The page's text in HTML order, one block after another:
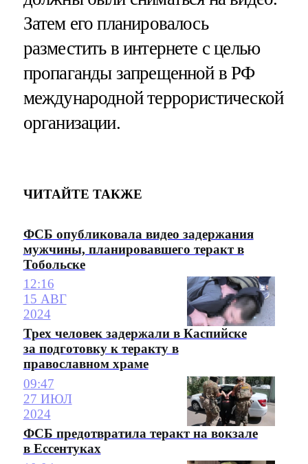
Затем его планировалось
разместить в интернете с целью
пропаганды запрещенной в РФ
международной террористической
организации.
ЧИТАЙТЕ ТАКЖЕ
ФСБ опубликовала видео задержания
мужчины, планировавшего теракт в
Тобольске
12:16
15 АВГ
2024
Трех человек задержали в Каспийске
за подготовку к теракту в
православном храме
09:47
27 ИЮЛ
2024
ФСБ предотвратила теракт на вокзале
в Ессентуках